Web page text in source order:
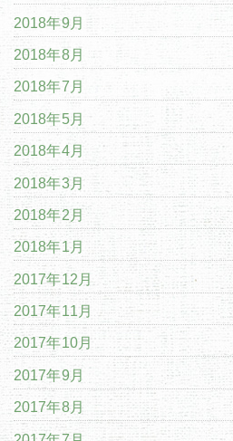
2018年9月
2018年8月
2018年7月
2018年5月
2018年4月
2018年3月
2018年2月
2018年1月
2017年12月
2017年11月
2017年10月
2017年9月
2017年8月